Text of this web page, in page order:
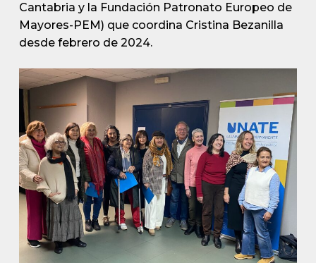
Cantabria y la Fundación Patronato Europeo de
Mayores-PEM) que coordina Cristina Bezanilla
desde febrero de 2024.